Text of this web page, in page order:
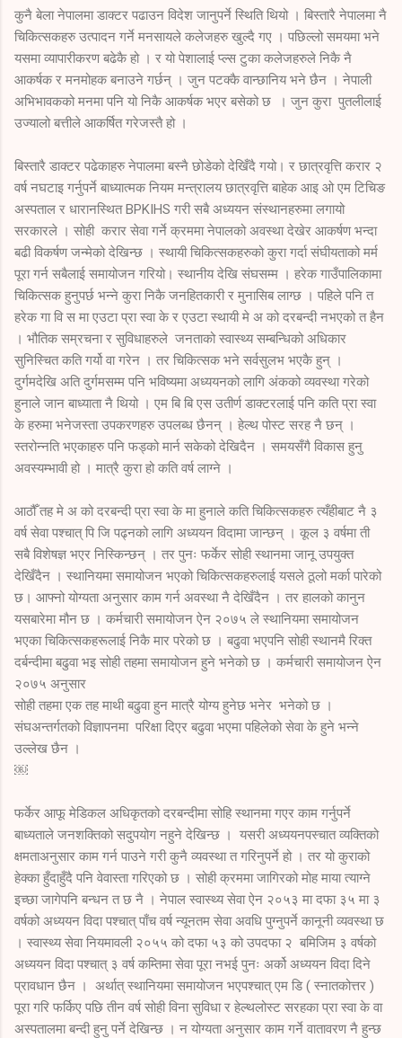
कुनै बेला नेपालमा डाक्टर पढाउन विदेश जानुपर्ने स्थिति थियो । बिस्तारै नेपालमा नै
चिकित्सकहरु उत्पादन गर्ने मनसायले कलेजहरु खुल्दै गए । पछिल्लो समयमा भने
यसमा व्यापारीकरण बढेकै हो । र यो पेशालाई प्ल्स टुका कलेजहरुले निकै नै
आकर्षक र मनमोहक बनाउने गर्छन् । जुन पटक्कै वान्छानिय भने छैन । नेपाली
अभिभावकको मनमा पनि यो निकै आकर्षक भएर बसेको छ । जुन कुरा पुतलीलाई
उज्यालो बत्तीले आकर्षित गरेजस्तै हो ।
बिस्तारै डाक्टर पढेकाहरु नेपालमा बस्नै छोडेको देखिँदै गयो। र छात्रवृत्ति करार २
वर्ष नघटाइ गर्नुपर्ने बाध्यात्मक नियम मन्त्रालय छात्रवृत्ति बाहेक आइ ओ एम टिचिङ
अस्पताल र धारानस्थित BPKIHS गरी सबै अध्ययन संस्थानहरुमा लगायो
सरकारले । सोही करार सेवा गर्ने क्रममा नेपालको अवस्था देखेर आकर्षण भन्दा
बढी विकर्षण जन्मेको देखिन्छ । स्थायी चिकित्सकहरुको कुरा गर्दा संघीयताको मर्म
पूरा गर्न सबैलाई समायोजन गरियो। स्थानीय देखि संघसम्म । हरेक गाउँपालिकामा
चिकित्सक हुनुपर्छ भन्ने कुरा निकै जनहितकारी र मुनासिब लाग्छ । पहिले पनि त
हरेक गा वि स मा एउटा प्रा स्वा के र एउटा स्थायी मे अ को दरबन्दी नभएको त हैन
। भौतिक सम्रचना र सुविधाहरुले जनताको स्वास्थ्य सम्बन्धिको अधिकार
सुनिस्चित कति गर्यो वा गरेन । तर चिकित्सक भने सर्वसुलभ भएकै हुन् ।
दुर्गमदेखि अति दुर्गमसम्म पनि भविष्यमा अध्ययनको लागि अंकको व्यवस्था गरेको
हुनाले जान बाध्याता नै थियो । एम बि बि एस उतीर्ण डाक्टरलाई पनि कति प्रा स्वा
के हरुमा भनेजस्ता उपकरणहरु उपलब्ध छैनन् । हेल्थ पोस्ट सरह नै छन् ।
स्तरोन्नति भएकाहरु पनि फड्को मार्न सकेको देखिदैन । समयसँगै विकास हुनु
अवस्यम्भावी हो । मात्रै कुरा हो कति वर्ष लाग्ने ।
आठौँ तह मे अ को दरबन्दी प्रा स्वा के मा हुनाले कति चिकित्सकहरु त्यँहीबाट नै ३
वर्ष सेवा पश्चात् पि जि पढ्नको लागि अध्ययन विदामा जान्छन् । कूल ३ वर्षमा ती
सबै विशेषज्ञ भएर निस्किन्छन् । तर पुनः फर्केर सोही स्थानमा जानू उपयुक्त
देखिँदैन । स्थानियमा समायोजन भएको चिकित्सकहरुलाई यसले ठूलो मर्का पारेको
छ। आफ्नो योग्यता अनुसार काम गर्न अवस्था नै देखिँदैन । तर हालको कानुन
यसबारेमा मौन छ । कर्मचारी समायोजन ऐन २०७५ ले स्थानियमा समायोजन
भएका चिकित्सकहरूलाई निकै मार परेको छ । बढुवा भएपनि सोही स्थानमै रिक्त
दर्बन्दीमा बढुवा भइ सोही तहमा समायोजन हुने भनेको छ । कर्मचारी समायोजन ऐन
२०७५ अनुसार
सोही तहमा एक तह माथी बढुवा हुन मात्रै योग्य हुनेछ भनेर भनेको छ ।
संघअन्तर्गतको विज्ञापनमा परिक्षा दिएर बढुवा भएमा पहिलेको सेवा के हुने भन्ने
उल्लेख छैन ।
￼
फर्केर आफू मेडिकल अधिकृतको दरबन्दीमा सोहि स्थानमा गएर काम गर्नुपर्ने
बाध्यताले जनशक्तिको सदुपयोग नहुने देखिन्छ । यसरी अध्ययनपस्चात व्यक्तिको
क्षमताअनुसार काम गर्न पाउने गरी कुनै व्यवस्था त गरिनुपर्ने हो । तर यो कुराको
हेक्का हुँदाहुँदै पनि वेवास्ता गरिएको छ । सोही क्रममा जागिरको मोह माया त्याग्ने
इच्छा जागेपनि बन्धन त छ नै । नेपाल स्वास्थ्य सेवा ऐन २०५३ मा दफा ३५ मा ३
वर्षको अध्ययन विदा पश्चात् पाँच वर्ष न्यूनतम सेवा अवधि पुग्नुपर्ने कानूनी व्यवस्था छ
। स्वास्थ्य सेवा नियमावली २०५५ को दफा ५३ को उपदफा २ बमिजिम ३ वर्षको
अध्ययन विदा पश्चात् ३ वर्ष कम्तिमा सेवा पूरा नभई पुनः अर्को अध्ययन विदा दिने
प्रावधान छैन । अर्थात् स्थानियमा समायोजन भएपश्चात् एम डि ( स्नातकोत्तर )
पूरा गरि फर्किए पछि तीन वर्ष सोही विना सुविधा र हेल्थलोस्ट सरहका प्रा स्वा के वा
अस्पतालमा बन्दी हुनु पर्ने देखिन्छ । न योग्यता अनुसार काम गर्ने वातावरण नै हुन्छ